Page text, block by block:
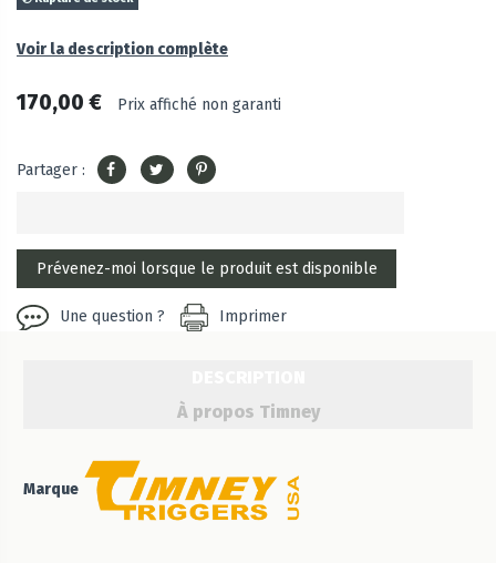
Voir la description complète
170,00 € Prix affiché non garanti
Partager :
Une question ? Imprimer
À propos Timney
Marque